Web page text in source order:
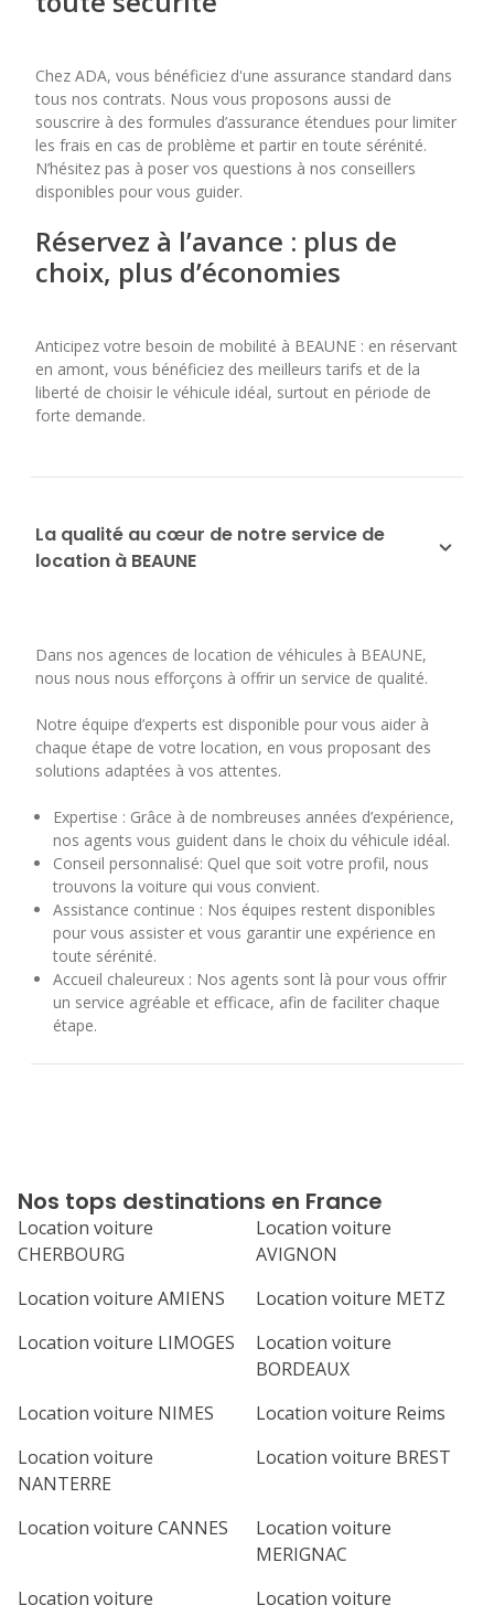
Chez ADA, vous bénéficiez d'une assurance standard dans
tous nos contrats. Nous vous proposons aussi de
souscrire à des formules d’assurance étendues pour limiter
les frais en cas de problème et partir en toute sérénité.
N’hésitez pas à poser vos questions à nos conseillers
disponibles pour vous guider.
Réservez à l’avance : plus de
choix, plus d’économies
Anticipez votre besoin de mobilité à BEAUNE : en réservant
en amont, vous bénéficiez des meilleurs tarifs et de la
liberté de choisir le véhicule idéal, surtout en période de
forte demande.
La qualité au cœur de notre service de
location à BEAUNE
Dans nos agences de location de véhicules à BEAUNE,
nous nous nous efforçons à offrir un service de qualité.
Notre équipe d’experts est disponible pour vous aider à
chaque étape de votre location, en vous proposant des
solutions adaptées à vos attentes.
Expertise : Grâce à de nombreuses années d’expérience,
nos agents vous guident dans le choix du véhicule idéal.
Conseil personnalisé: Quel que soit votre profil, nous
trouvons la voiture qui vous convient.
Assistance continue : Nos équipes restent disponibles
pour vous assister et vous garantir une expérience en
toute sérénité.
Accueil chaleureux : Nos agents sont là pour vous offrir
un service agréable et efficace, afin de faciliter chaque
étape.
Nos tops destinations en France
Location voiture
CHERBOURG
Location voiture
AVIGNON
Location voiture AMIENS
Location voiture METZ
Location voiture LIMOGES
Location voiture
BORDEAUX
Location voiture NIMES
Location voiture Reims
Location voiture
NANTERRE
Location voiture BREST
Location voiture CANNES
Location voiture
MERIGNAC
Location voiture
Location voiture